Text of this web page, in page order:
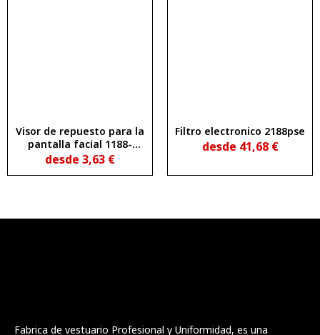
Visor de repuesto para la
pantalla facial 1188-
pa19, fabricado en
policarbonato
desde 3,63 €
Filtro electronico 2188pse
desde 41,68 €
Fabrica de vestuario Profesional y Uniformidad, es una